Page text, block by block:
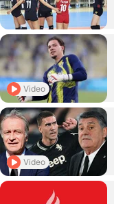
Video
Video